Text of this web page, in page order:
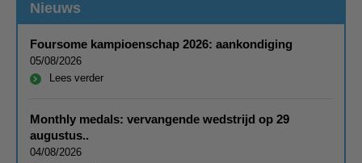
Nieuws
Foursome kampioenschap 2026: aankondiging
05/08/2026
Lees verder
Monthly medals: vervangende wedstrijd op 29
augustus..
04/08/2026